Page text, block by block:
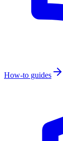
How-to guides